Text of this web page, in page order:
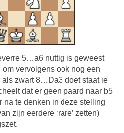
5…a6 nuttig is geweest
vervolgens ook nog een
als zwart 8…Da3 doet staat ie
dat er geen paard naar b5
na te denken in deze stelling
zijn eerdere ‘rare’ zetten)